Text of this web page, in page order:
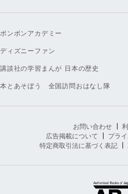
ボンボンアカデミー
ディズニーファン
講談社の学習まんが 日本の歴史
本とあそぼう 全国訪問おはなし隊
お問い合わせ
広告掲載について
プラ
特定商取引法に基づく表記